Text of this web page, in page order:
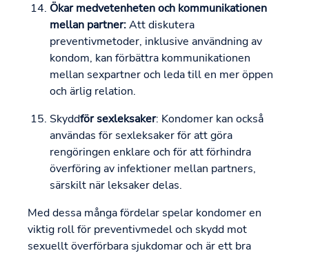
Ökar medvetenheten och kommunikationen
mellan partner:Att diskutera
preventivmetoder, inklusive användning av
kondom, kan förbättra kommunikationen
mellan sexpartner och leda till en mer öppen
och ärlig relation.
Skyddför sexleksaker: Kondomer kan också
användas för sexleksaker för att göra
rengöringen enklare och för att förhindra
överföring av infektioner mellan partners,
särskilt när leksaker delas.
Med dessa många fördelar spelar kondomer en
viktig roll för preventivmedel och skydd mot
sexuellt överförbara sjukdomar och är ett bra